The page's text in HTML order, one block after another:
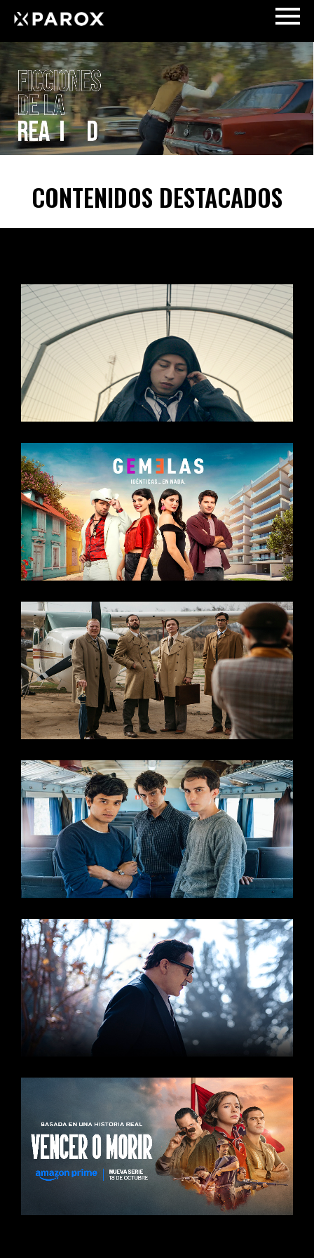
CONTENIDOS DESTACADOS